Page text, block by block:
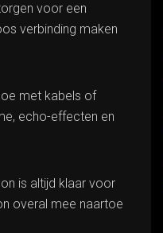
voor een
verbinding maken
met kabels of
echo-effecten en
is altijd klaar voor
overal mee naartoe